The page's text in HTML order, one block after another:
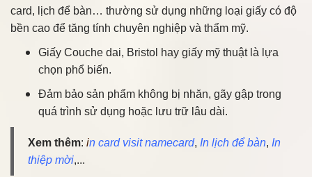
card, lịch để bàn… thường sử dụng những loại giấy có độ
bền cao để tăng tính chuyên nghiệp và thẩm mỹ.
Giấy Couche dai, Bristol hay giấy mỹ thuật là lựa
chọn phổ biến.
Đảm bảo sản phẩm không bị nhăn, gãy gập trong
quá trình sử dụng hoặc lưu trữ lâu dài.
Xem thêm: in card visit namecard, In lịch để bàn, In
thiệp mời,...